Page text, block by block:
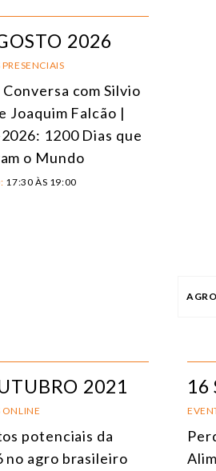
2026
Conversa com Silvio
Joaquim Falcão |
1200 Dias que
o Mundo
17:30 ÀS 19:00
AGRO
ÁSIA
2021
ONLINE
potenciais da
no agro brasileiro
16